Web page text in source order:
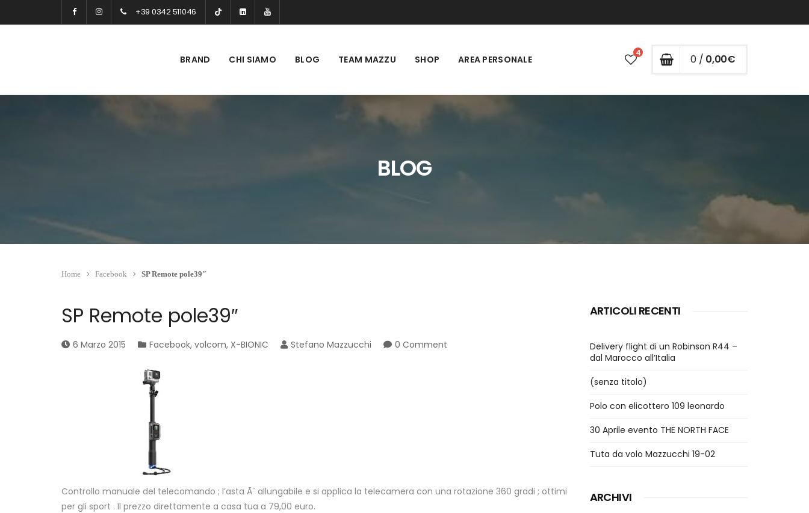
+39 0342 511046
BRAND CHI SIAMO BLOG TEAM MAZZU SHOP AREA PERSONALE
4 0 / 0,00€
BLOG
Home Facebook SP Remote pole39″
SP Remote pole39″
6 Marzo 2015 Facebook, volcom, X-BIONIC Stefano Mazzucchi 0 Comment
Controllo manuale del telecomando ; l’asta Ã¨ allungabile e si applica la telecamera con una rotazione 360 gradi ; ottimi
per gli sport . Il prezzo direttamente a casa tua a 79,00 euro.
ARTICOLI RECENTI
Delivery flight di un Robinson R44 –
dal Marocco all’Italia
(senza titolo)
Polo con elicottero 109 leonardo
30 Aprile evento THE NORTH FACE
Tuta da volo Mazzucchi 19-02
ARCHIVI